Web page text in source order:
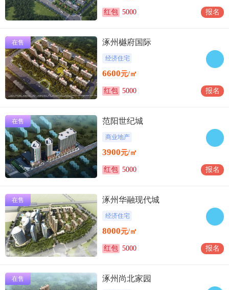
红包 5000 报名
在售 涿州樾府国际
经济住宅
6600元/㎡
红包 5000 报名
在售 范阳世纪城
商业地产
3900元/㎡
红包 5000 报名
在售 涿州华融现代城
经济住宅
8000元/㎡
红包 5000 报名
在售 涿州尚北家园